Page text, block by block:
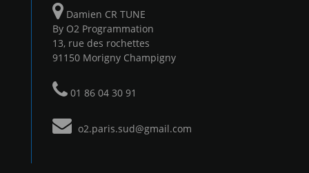
Damien CR TUNE
By O2 Programmation
13, rue des rochettes
91150 Morigny Champigny
01 86 04 30 91
o2.paris.sud@gmail.com